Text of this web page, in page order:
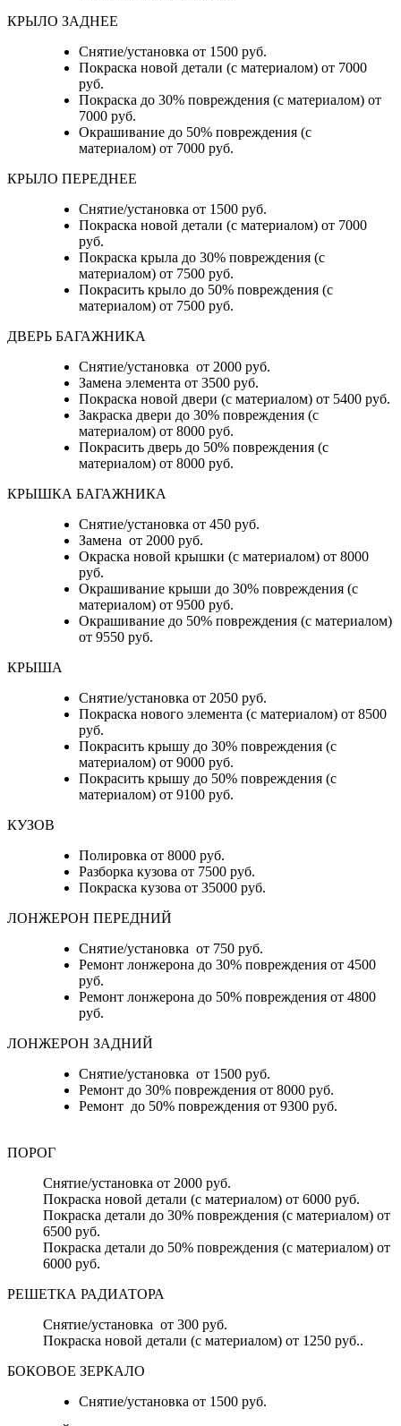
КРЫЛО ЗАДНЕЕ
Снятие/установка от 1500 руб.
Покраска новой детали (с материалом) от 7000
руб.
Покраска до 30% повреждения (с материалом) от
7000 руб.
Окрашивание до 50% повреждения (с
материалом) от 7000 руб.
КРЫЛО ПЕРЕДНЕЕ
Снятие/установка от 1500 руб.
Покраска новой детали (с материалом) от 7000
руб.
Покраска крыла до 30% повреждения (с
материалом) от 7500 руб.
Покрасить крыло до 50% повреждения (с
материалом) от 7500 руб.
ДВЕРЬ БАГАЖНИКА
Снятие/установка от 2000 руб.
Замена элемента от 3500 руб.
Покраска новой двери (с материалом) от 5400 руб.
Закраска двери до 30% повреждения (с
материалом) от 8000 руб.
Покрасить дверь до 50% повреждения (с
материалом) от 8000 руб.
КРЫШКА БАГАЖНИКА
Снятие/установка от 450 руб.
Замена от 2000 руб.
Окраска новой крышки (с материалом) от 8000
руб.
Окрашивание крыши до 30% повреждения (с
материалом) от 9500 руб.
Окрашивание до 50% повреждения (с материалом)
от 9550 руб.
КРЫША
Снятие/установка от 2050 руб.
Покраска нового элемента (с материалом) от 8500
руб.
Покрасить крышу до 30% повреждения (с
материалом) от 9000 руб.
Покрасить крышу до 50% повреждения (с
материалом) от 9100 руб.
КУЗОВ
Полировка от 8000 руб.
Разборка кузова от 7500 руб.
Покраска кузова от 35000 руб.
ЛОНЖЕРОН ПЕРЕДНИЙ
Снятие/установка от 750 руб.
Ремонт лонжерона до 30% повреждения от 4500
руб.
Ремонт лонжерона до 50% повреждения от 4800
руб.
ЛОНЖЕРОН ЗАДНИЙ
Снятие/установка от 1500 руб.
Ремонт до 30% повреждения от 8000 руб.
Ремонт до 50% повреждения от 9300 руб.
ПОРОГ
Снятие/установка от 2000 руб.
Покраска новой детали (с материалом) от 6000 руб.
Покраска детали до 30% повреждения (с материалом) от
6500 руб.
Покраска детали до 50% повреждения (с материалом) от
6000 руб.
РЕШЕТКА РАДИАТОРА
Снятие/установка от 300 руб.
Покраска новой детали (с материалом) от 1250 руб..
БОКОВОЕ ЗЕРКАЛО
Снятие/установка от 1500 руб.